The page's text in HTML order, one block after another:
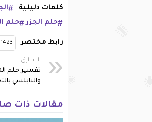
كلمات دليلية
حلم الجزر
حلم
رابط مختصر
السابق
تفسير حلم
والنابلسي
مقالات ذات